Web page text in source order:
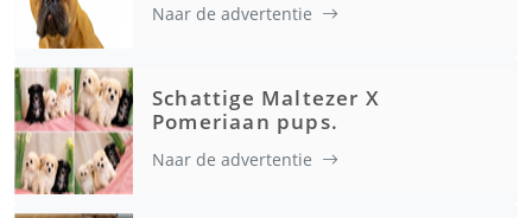
Naar de advertentie
Schattige Maltezer X
Pomeriaan pups.
Naar de advertentie